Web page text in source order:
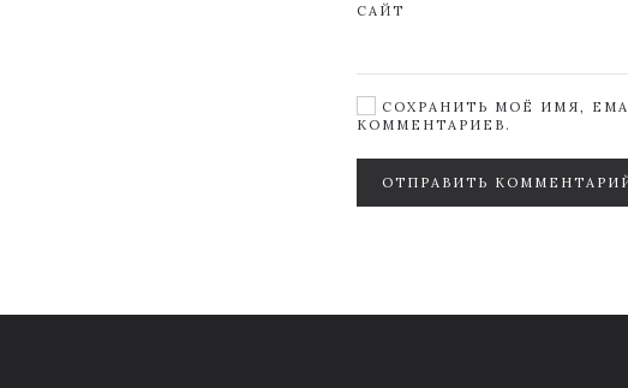
САЙТ
СОХРАНИТЬ МОЁ ИМЯ,
КОММЕНТАРИЕВ.
ОТПРАВИТЬ